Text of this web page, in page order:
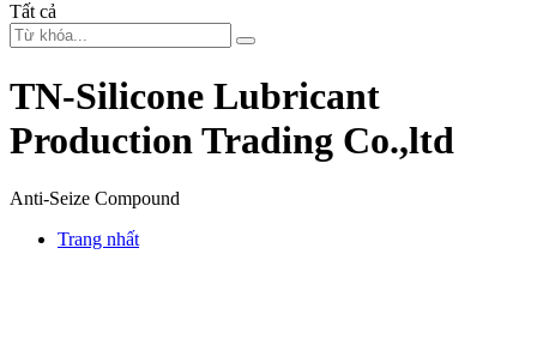
Tất cả
TN-Silicone Lubricant
Production Trading Co.,ltd
Anti-Seize Compound
Trang nhất